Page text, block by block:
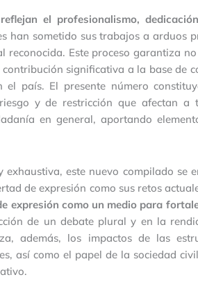
el profesionalismo,
han sometido sus trabajos a arduos
reconocida. Este proceso garantiza
significativa a la base de
país. El presente número
y de restricción que afectan a
en general, aportando
este nuevo compilado se
de expresión como sus retos
expresión como un medio para
de un debate plural y en la
además, los impactos de las
así como el papel de la sociedad